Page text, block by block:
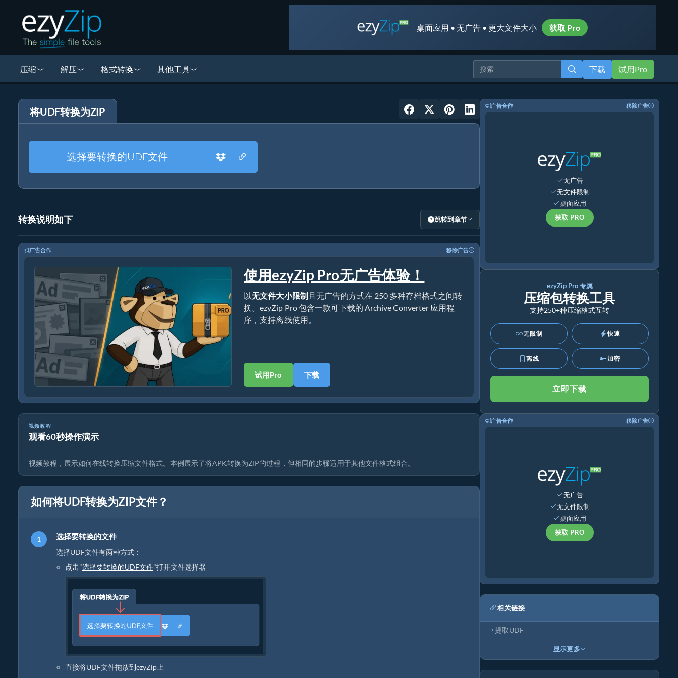
桌面应用 • 无广告 • 更大文件大小 获取 Pro
压缩 解压 格式转换 其他工具 下载 试用Pro
将UDF转换为ZIP
选择要转换的UDF文件
转换说明如下 跳转到章节
广告合作 移除广告
使用ezyZip Pro无广告体验！
以无文件大小限制且无广告的方式在 250 多种存档格式之间转
换。ezyZip Pro 包含一款可下载的 Archive Converter 应用程
序，支持离线使用。
试用Pro 下载
视频教程
观看60秒操作演示
如何使用ezyZip转换压缩文件格式
视频教程，展示如何在线转换压缩文件格式。本例展示了将APK转换为ZIP的过程，但相同的步骤适用于其他文件格式组合。
如何将UDF转换为ZIP文件？
选择要转换的文件
选择UDF文件有两种方式：
点击"选择要转换的UDF文件"打开文件选择器
直接将UDF文件拖放到ezyZip上
广告合作 移除广告
无广告
无文件限制
桌面应用
获取 PRO
ezyZip Pro 专属
压缩包转换工具
支持250+种压缩格式互转
无限制 快速
离线 加密
立即下载
广告合作 移除广告
无广告
无文件限制
桌面应用
获取 PRO
相关链接
提取UDF
显示更多